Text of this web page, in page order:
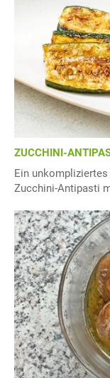
ZUCCHINI-
Ein
Zucchini-Antipasti